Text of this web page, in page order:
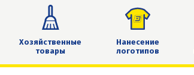
Хозяйственные
товары
Нанесение
логотипов